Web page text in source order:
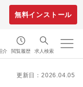
無料インストール
介 閲覧履歴 求人検索
更新日：2026.04.05